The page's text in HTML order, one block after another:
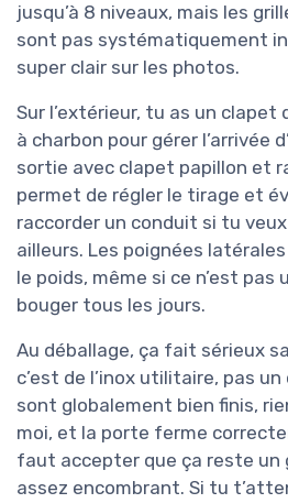
jusqu’à 8 niveaux, mais les
sont pas systématiquement
super clair sur les photos.
Sur l’extérieur, tu as un clapet
à charbon pour gérer l’arrivée
sortie avec clapet papillon et
permet de régler le tirage et
raccorder un conduit si tu
ailleurs. Les poignées
le poids, même si ce n’est pas
bouger tous les jours.
Au déballage, ça fait sérieux
c’est de l’inox utilitaire, pas
sont globalement bien finis,
moi, et la porte ferme
faut accepter que ça reste un
assez encombrant. Si tu